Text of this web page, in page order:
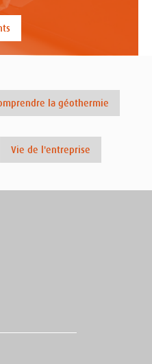
la géothermie
Vie de l'entreprise